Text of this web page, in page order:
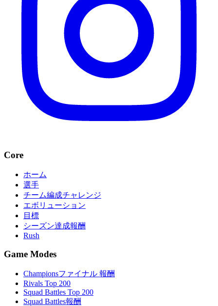
Core
ホーム
選手
チーム編成チャレンジ
エボリューション
目標
シーズン達成報酬
Rush
Game Modes
Championsファイナル 報酬
Rivals Top 200
Squad Battles Top 200
Squad Battles報酬